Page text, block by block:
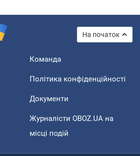
На початок
Команда
Політика конфіденційності
Документи
Журналісти OBOZ.UA на
місці подій